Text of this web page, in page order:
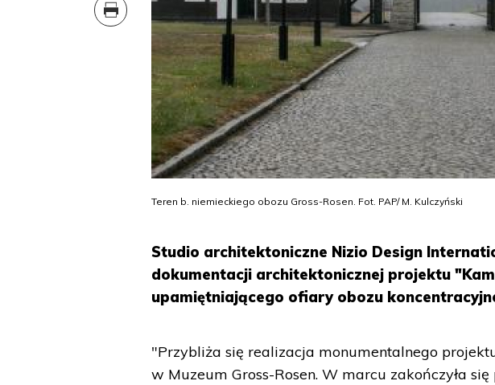
Teren b. niemieckiego obozu Gross-Rosen. Fot. PAP/ M. Kulczyński
Studio architektoniczne Nizio Design
dokumentacji architektonicznej projektu
upamiętniającego ofiary obozu
"Przybliża się realizacja monumentalnego
w Muzeum Gross-Rosen. W marcu zakończyła